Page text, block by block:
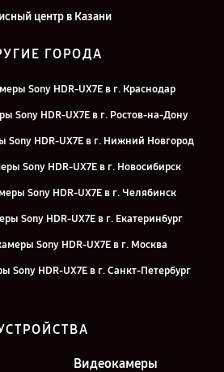
центр в Казани
ГОРОДА
Sony HDR-UX7E в г. Краснодар
Sony HDR-UX7E в г. Ростов-на-Дону
Sony HDR-UX7E в г. Нижний Новгород
Sony HDR-UX7E в г. Новосибирск
Sony HDR-UX7E в г. Челябинск
Sony HDR-UX7E в г. Екатеринбург
Sony HDR-UX7E в г. Москва
Sony HDR-UX7E в г. Санкт-Петербург
Видеокамеры